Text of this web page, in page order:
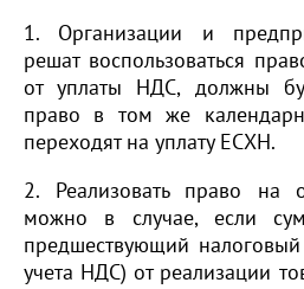
1. Организации и
решат воспользоваться
от уплаты НДС, должны
право в том же
переходят на уплату ЕСХН.
2. Реализовать право на
можно в случае, если
предшествующий
учета НДС) от реализации